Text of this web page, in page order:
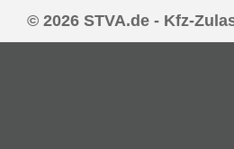
© 2026 STVA.de - Kfz-